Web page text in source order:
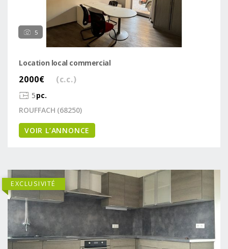
5
Location local commercial
2000€ (c.c.)
5pc.
ROUFFACH (68250)
VOIR L’ANNONCE
EXCLUSIVITÉ